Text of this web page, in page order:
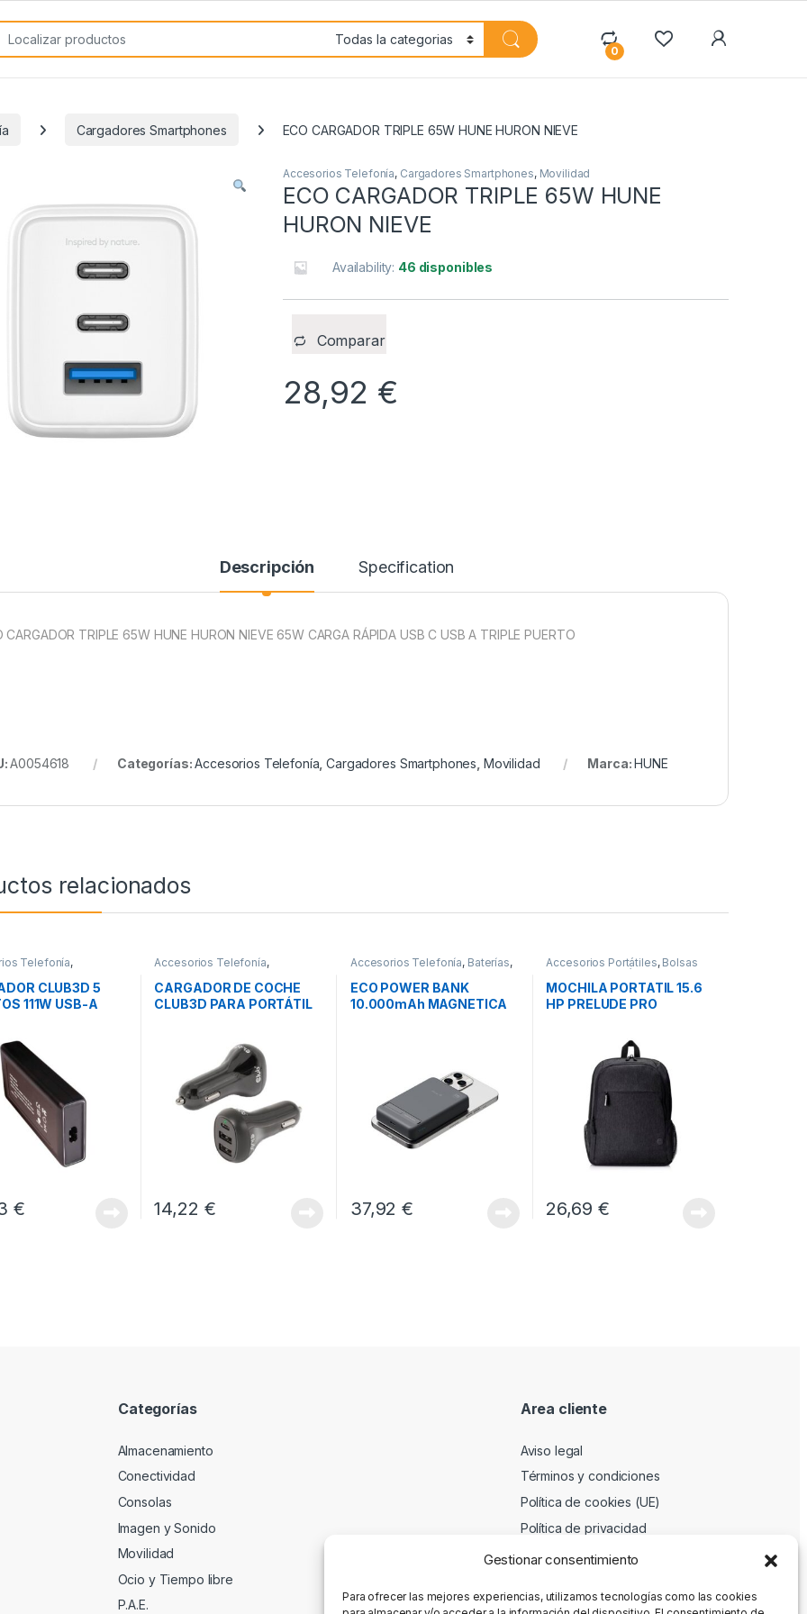
Gestionar consentimiento
Para ofrecer las mejores experiencias, utilizamos tecnologías como las cookies
for:
0
Cargadores Smartphones ECO CARGADOR TRIPLE 65W HUNE HURON NIEVE
Accesorios Telefonía, Cargadores Smartphones, Movilidad
ECO CARGADOR TRIPLE 65W HUNE
HURON NIEVE
Availability: 46 disponibles
Comparar
28,92 €
Descripción Specification
CARGADOR TRIPLE 65W HUNE HURON NIEVE 65W CARGA RÁPIDA USB C USB A TRIPLE PUERTO
A0054618 Categorías:Accesorios Telefonía ,Cargadores Smartphones Movilidad Marca:HUNE
relacionados
Telefonía,
CLUB3D 5
111W USB-A
€
Accesorios Telefonía,
Movilidad
CARGADOR DE COCHE
CLUB3D PARA PORTÁTIL
14,22 €
Accesorios Telefonía, Baterías,
ECO POWER BANK
10.000mAh MAGNETICA
37,92€
Accesorios Portátiles, Bolsas
Transporte Portátiles
MOCHILA PORTATIL 15.6
HP PRELUDE PRO
26,69 €
Categorías
Almacenamiento
Conectividad
Consolas
Imagen y Sonido
Movilidad
Ocio y Tiempo libre
P.A.E.
Area cliente
Aviso legal
Términos y condiciones
Política de cookies (UE)
Política de privacidad